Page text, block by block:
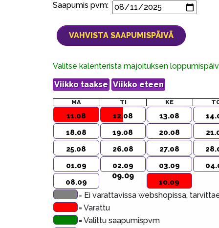
Saapumis pvm:
Valitse kalenterista majoituksen
MA TI KE
11.08 12.08 13.08
18.08
19.08 20.08
25.08
26.08 27.08
01.09
02.09 03.09
08.09
09.09
10.09
= Ei varattavissa webshopissa,
= Varattu
= Valittu saapumispvm